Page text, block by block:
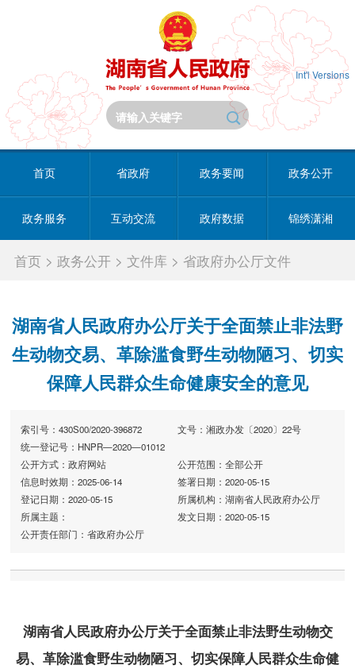
Int'l Versions
首页 省政府 政务要闻 政务公开
政务服务 互动交流 政府数据 锦绣潇湘
首页 >政务公开 >文件库 > 省政府办公厅文件
湖南省人民政府办公厅关于全面禁止非法野
生动物交易、革除滥食野生动物陋习、切实
保障人民群众生命健康安全的意见
索引号：430S00/2020-396872
文号：湘政办发〔2020〕22号
统一登记号：HNPR—2020—01012
公开方式：政府网站
公开范围：全部公开
信息时效期：2025-06-14
签署日期：2020-05-15
登记日期：2020-05-15
所属机构：湖南省人民政府办公厅
所属主题：
发文日期：2020-05-15
公开责任部门：省政府办公厅
湖南省人民政府办公厅关于全面禁止非法野生动物交
易、革除滥食野生动物陋习、切实保障人民群众生命健